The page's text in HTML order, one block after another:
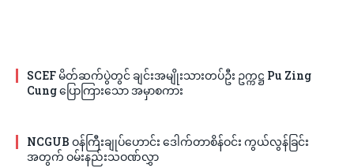
SCEF မိတ်ဆက်ပွဲတွင် ချင်းအမျိုးသားတပ်ဦး ဥက္ကဋ္ဌ Pu Zing
Cung ပြောကြားသော အမှာစကား
NCGUB ဝန်ကြီးချုပ်ဟောင်း ဒေါက်တာစိန်ဝင်း ကွယ်လွန်ခြင်း
အတွက် ဝမ်းနည်းသဝဏ်လွှာ